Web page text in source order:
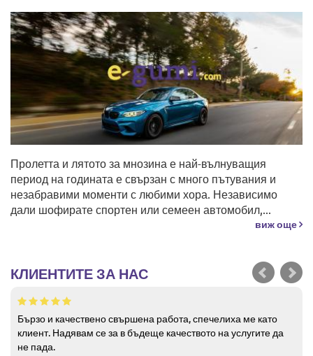
Пролетта и лятото за мнозина е най-вълнуващия
период на годината е свързан с много пътувания и
незабравими моменти с любими хора. Независимо
дали шофирате спортен или семеен автомобил,...
виж още
КЛИЕНТИТЕ ЗА НАС
Бързо и качествено свършена работа, спечелиха ме като
клиент. Надявам се за в бъдеще качеството на услугите да
не пада.